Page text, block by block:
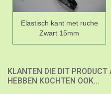
Elastisch kant met ruche
Zwart 15mm
KLANTEN DIE DIT
HEBBEN KOCHTEN OOK...